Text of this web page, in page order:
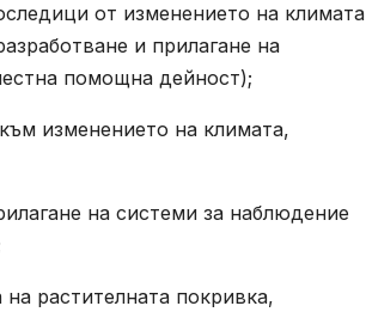
от изменението на климата
и прилагане на
помощна дейност);
изменението на климата,
на системи за наблюдение
растителната покривка,